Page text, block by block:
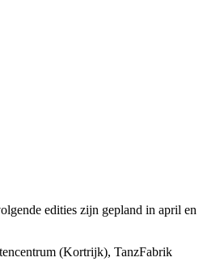
edities zijn gepland in april en
(Kortrijk), TanzFabrik